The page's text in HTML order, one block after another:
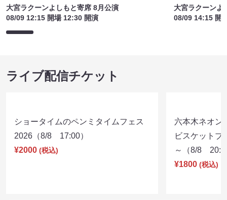
大宮ラクーンよしもと寄席 8月公演
08/09 12:15 開場 12:30 開演
大宮ラクーンよ
08/09 14:15 開
ライブ配信チケット
ショータイムのペンミタイムフェス
2026（8/8 17:00）
¥2000 (税込)
六本木ネオン
ビスケットブ
～（8/8
¥1800 (税込)